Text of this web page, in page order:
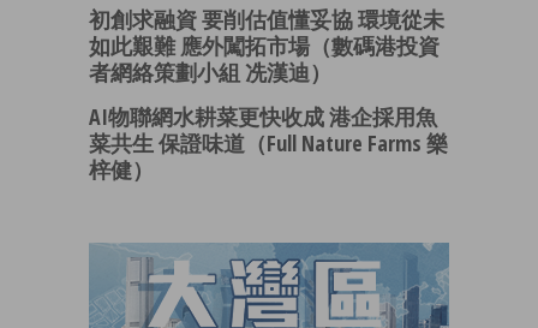
初創求融資 要削估值懂妥協 環境從未
如此艱難 應外闖拓市場（數碼港投資
者網絡策劃小組 冼漢迪）
AI物聯網水耕菜更快收成 港企採用魚
菜共生 保證味道（Full Nature Farms 樂
梓健）